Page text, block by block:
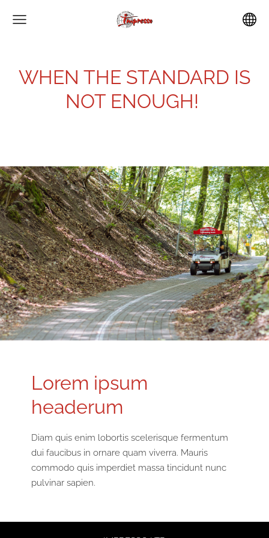
WHEN THE STANDARD IS
NOT ENOUGH!
Lorem ipsum
headerum
Diam quis enim lobortis scelerisque fermentum
dui faucibus in ornare quam viverra. Mauris
commodo quis imperdiet massa tincidunt nunc
pulvinar sapien.